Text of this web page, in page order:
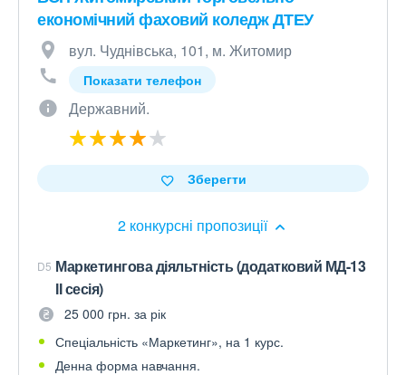
економічний фаховий коледж ДТЕУ
вул. Чуднівська, 101, м. Житомир
Показати телефон
Державний.
2 конкурсні пропозиції
Зберегти
D5 Маркетингова діяльтність (додатковий МД-13
ІІ сесія)
25 000 грн. за рік
Спеціальність «Маркетинг», на 1 курс.
Денна форма навчання.